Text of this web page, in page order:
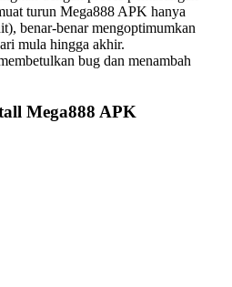
turun Mega888 APK hanya
benar-benar mengoptimumkan
mula hingga akhir.
bug dan menambah
Mega888 APK